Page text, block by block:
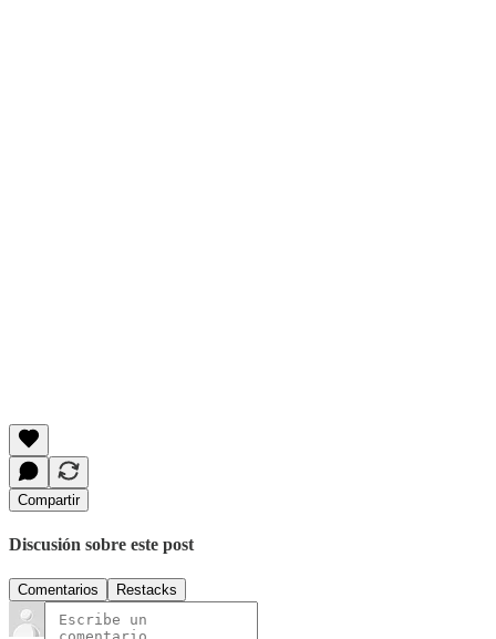
Compartir
Discusión sobre este post
Comentarios Restacks